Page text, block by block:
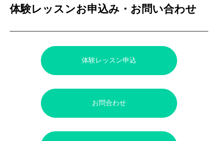
体験レッスンお申込み・お問い合わせ
体験レッスン申込
お問合わせ